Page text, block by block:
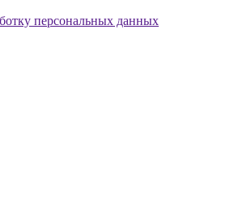
персональных данных